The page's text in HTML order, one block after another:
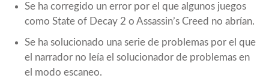
Se ha corregido un error por el que algunos juegos
como State of Decay 2 o Assassin’s Creed no abrían.
Se ha solucionado una serie de problemas por el que
el narrador no leía el solucionador de problemas en
el modo escaneo.